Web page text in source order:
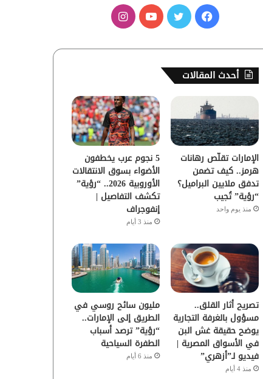
ف
س
و
ك
ي
و
ب
ا
ق
ر
ا
م
أحدث المقالات
الإمارات تقلّص رهانات
هرمز.. كيف تضمن
تدفق ملايين البراميل؟
“رؤية” تُجيب
منذ يوم واحد
5 نجوم عرب يخطفون
الأضواء بسوق الانتقالات
الأوروبية 2026.. “رؤية”
تكشف التفاصيل |
إنفوجراف
منذ 3 أيام
تصريح أثار القلق..
مسؤول بالغرفة التجارية
يوضح حقيقة غش البن
في الأسواق المصرية |
فيديو لـ”أزهري”
منذ 4 أيام
مليون سائح روسي في
الطريق إلى الإمارات..
“رؤية” ترصد أسباب
الطفرة السياحية
منذ 6 أيام